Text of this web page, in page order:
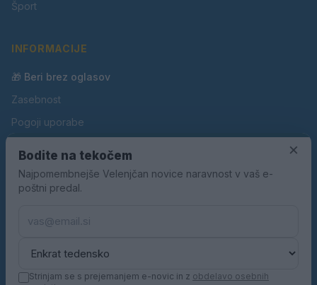
Šport
INFORMACIJE
🎁 Beri brez oglasov
Zasebnost
Pogoji uporabe
Oglaševanje
Kontakt
×
Bodite na tekočem
Najpomembnejše Velenjčan novice naravnost v vaš e-
poštni predal.
Strinjam se s prejemanjem e-novic in z obdelavo osebnih